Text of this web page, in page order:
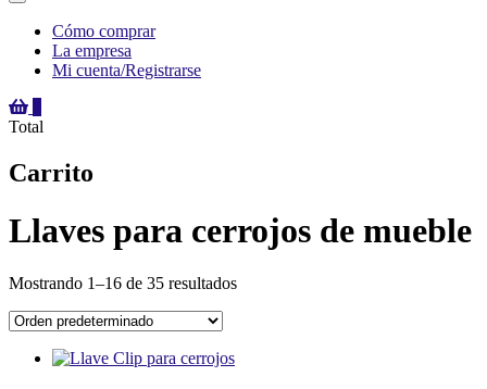
Cómo comprar
La empresa
Mi cuenta/Registrarse
Total
Carrito
Llaves para cerrojos de mueble
Mostrando 1–16 de 35 resultados